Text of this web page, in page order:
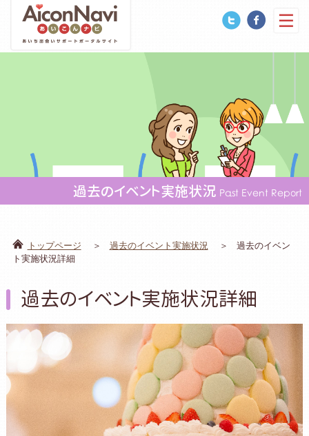
過去のイベント実施状況 Past Event Report
トップページ 過去のイベント実施状況
過去のイベン
ト実施状況詳細
過去のイベント実施状況詳細